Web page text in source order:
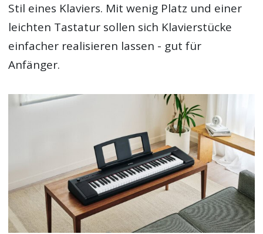
Stil eines Klaviers. Mit wenig Platz und einer
leichten Tastatur sollen sich Klavierstücke
einfacher realisieren lassen - gut für
Anfänger.